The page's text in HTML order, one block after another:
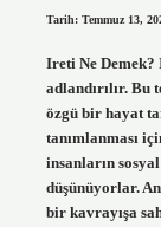
Tarih: Temmuz 13,
Ireti Ne Demek?
adlandırılır.
özgü bir hayat
tanımlanması
insanların
düşünüyorlar.
bir kavrayışa